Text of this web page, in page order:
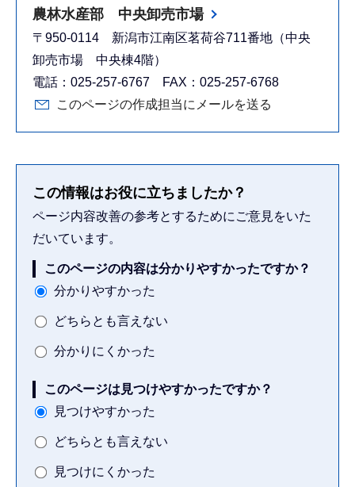
農林水産部 中央卸売市場
〒950-0114 新潟市江南区茗荷谷711番地（中央
卸売市場 中央棟4階）
電話：025-257-6767 FAX：025-257-6768
このページの作成担当にメールを送る
この情報はお役に立ちましたか？
ページ内容改善の参考とするためにご意見をいた
だいています。
このページの内容は分かりやすかったですか？
分かりやすかった
どちらとも言えない
分かりにくかった
このページは見つけやすかったですか？
見つけやすかった
どちらとも言えない
見つけにくかった